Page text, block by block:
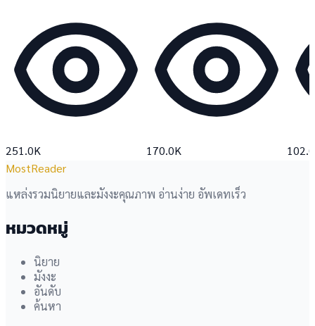
251.0K 170.0K
MostReader
แหล่งรวมนิยายและมังงะคุณภาพ อ่านง่าย อัพเดทเร็ว
หมวดหมู่
นิยาย
มังงะ
อันดับ
ค้นหา